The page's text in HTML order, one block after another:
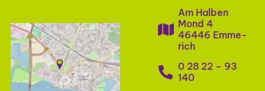
Am Hal­ben
Mond 4
46446 Emme­
Rich
0 28 22 – 93
140